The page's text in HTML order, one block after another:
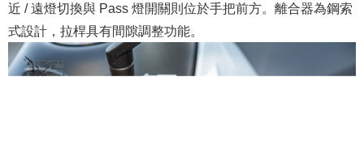
近 / 遠燈切換與 Pass 燈開關則位於手把前方。離合器為鋼索
式設計，拉桿具有間隙調整功能。